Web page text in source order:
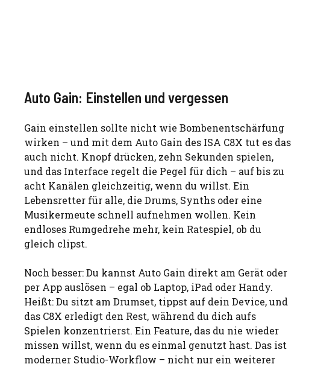
Auto Gain: Einstellen und vergessen
Gain einstellen sollte nicht wie Bombenentschärfung
wirken – und mit dem Auto Gain des ISA C8X tut es das
auch nicht. Knopf drücken, zehn Sekunden spielen,
und das Interface regelt die Pegel für dich – auf bis zu
acht Kanälen gleichzeitig, wenn du willst. Ein
Lebensretter für alle, die Drums, Synths oder eine
Musikermeute schnell aufnehmen wollen. Kein
endloses Rumgedrehe mehr, kein Ratespiel, ob du
gleich clipst.
Noch besser: Du kannst Auto Gain direkt am Gerät oder
per App auslösen – egal ob Laptop, iPad oder Handy.
Heißt: Du sitzt am Drumset, tippst auf dein Device, und
das C8X erledigt den Rest, während du dich aufs
Spielen konzentrierst. Ein Feature, das du nie wieder
missen willst, wenn du es einmal genutzt hast. Das ist
moderner Studio-Workflow – nicht nur ein weiterer